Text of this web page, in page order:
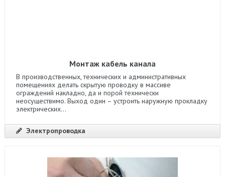
Монтаж кабель канала
В производственных, технических и административных
помещениях делать скрытую проводку в массиве
ограждений накладно, да и порой технически
неосуществимо. Выход один – устроить наружную прокладку
электрических...
Электропроводка